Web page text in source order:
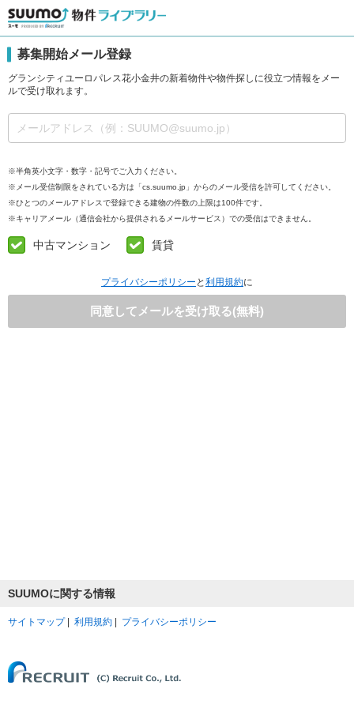
募集開始メール登録
グランシティユーロパレス花小金井の新着物件や物件探しに役立つ情報をメー
ルで受け取れます。
※半角英小文字・数字・記号でご入力ください。
※メール受信制限をされている方は「cs.suumo.jp」からのメール受信を許可してください。
※ひとつのメールアドレスで登録できる建物の件数の上限は100件です。
※キャリアメール（通信会社から提供されるメールサービス）での受信はできません。
中古マンション 賃貸
プライバシーポリシー と 利用規約に
同意してメールを受け取る(無料)
SUUMOに関する情報
サイトマップ| 利用規約 プライバシーポリシー